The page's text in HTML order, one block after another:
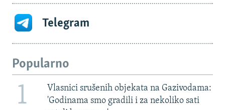
Telegram
Popularno
1
Vlasnici srušenih objekata na Gazivodama:
'Godinama smo gradili i za nekoliko sati